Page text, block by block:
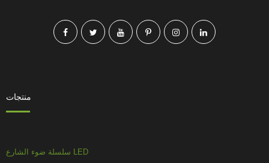
منتجات
سلسلة ضوء الشارع LED